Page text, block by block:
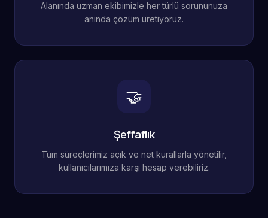
Alanında uzman ekibimizle her türlü sorununuza
anında çözüm üretiyoruz.
🤝
Şeffaflık
Tüm süreçlerimiz açık ve net kurallarla yönetilir,
kullanıcılarımıza karşı hesap verebiliriz.